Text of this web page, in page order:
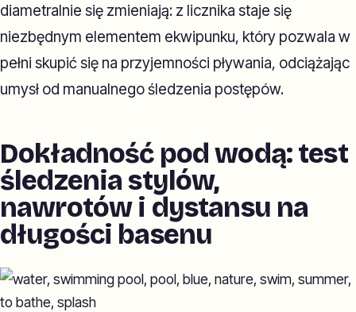
diametralnie się zmieniają: z licznika staje się
niezbędnym elementem ekwipunku, który pozwala w
pełni skupić się na przyjemności pływania, odciążając
umysł od manualnego śledzenia postępów.
Dokładność pod wodą: test
śledzenia stylów,
nawrotów i dystansu na
długości basenu